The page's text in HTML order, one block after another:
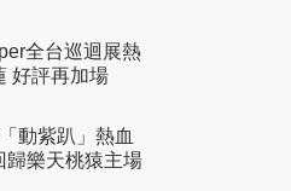
全台巡迴展熱
好評再加場
動紫趴」熱血
歸樂天桃猿主場